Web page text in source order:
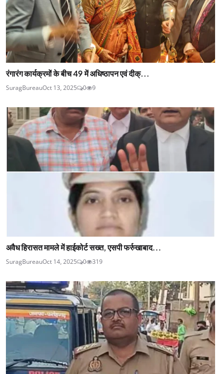
रंगारंग कार्यक्रमों के बीच 49 में अधिष्ठापन एवं दीक्...
SuragBureauOct 13, 2025 0 9
अवैध हिरासत मामले में हाईकोर्ट सख्त, एसपी फर्रुखाबाद...
SuragBureauOct 14, 2025 0 319